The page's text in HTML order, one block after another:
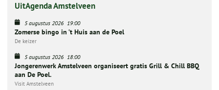
UitAgenda Amstelveen
5 augustus 2026 19:00
Zomerse bingo in ’t Huis aan de Poel
De keizer
5 augustus 2026 18:00
Jongerenwerk Amstelveen organiseert gratis Grill & Chill BBQ
aan De Poel.
Visit Amstelveen